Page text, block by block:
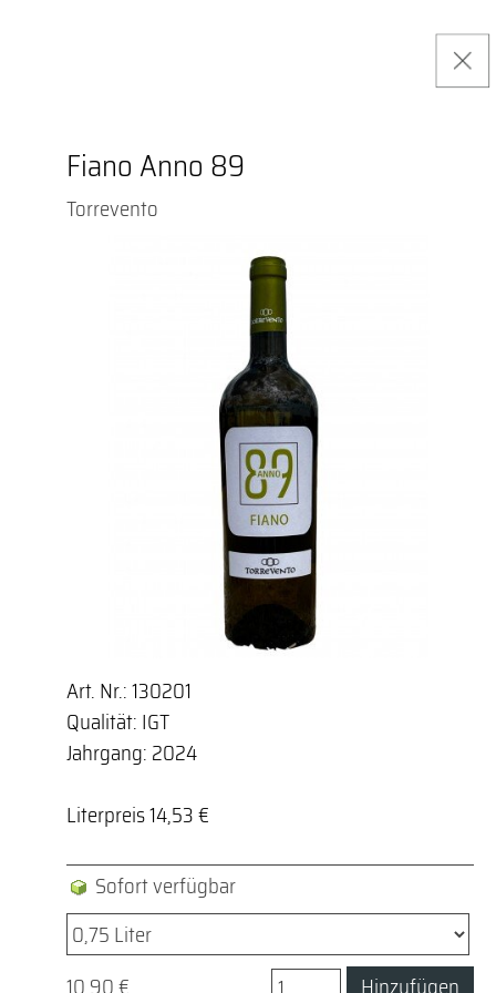
Fiano Anno 89
Torrevento
Art. Nr.: 130201
Qualität: IGT
Jahrgang: 2024
Literpreis 14,53 €
Sofort verfügbar